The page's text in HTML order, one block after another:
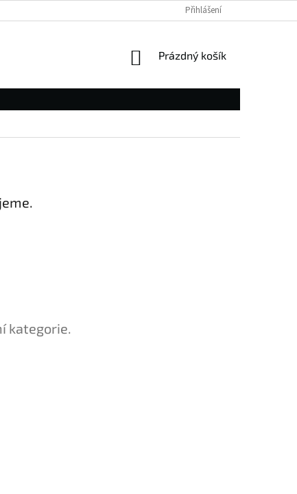
ÚDAJŮ Přihlášení
NÁKUPNÍ
Prázdný košík
kategorie.